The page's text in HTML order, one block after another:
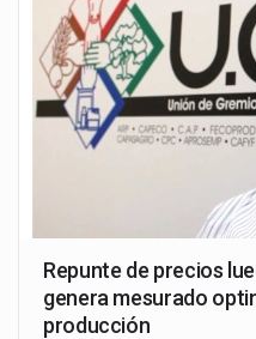
Repunte de precios
genera mesurado
producción